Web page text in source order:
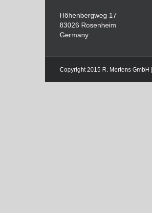
Höhenbergweg 17
83026 Rosenheim
Germany
Copyright 2015 R. Mertens GmbH |